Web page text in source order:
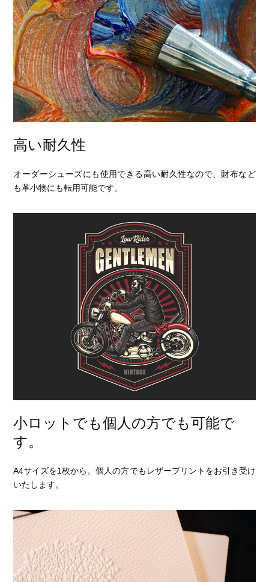
高い耐久性
オーダーシューズにも使用できる高い耐久性なので、財布など
も革小物にも転用可能です。
小ロットでも個人の方でも可能で
す。
A4サイズを1枚から。個人の方でもレザープリントをお引き受け
いたします。